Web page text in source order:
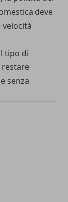
deve
tipo di
restare
senza